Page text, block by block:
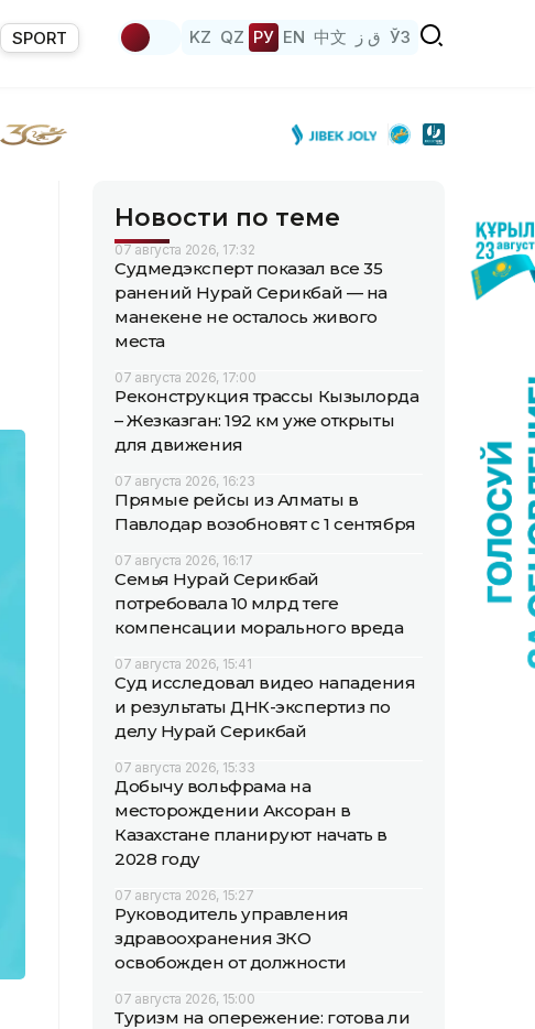
SPORT KZ QZ РУ EN 中文 ق ز ЎЗ
Новости по теме
07 августа 2026, 17:32
Судмедэксперт показал все 35
ранений Нурай Серикбай — на
манекене не осталось живого
места
07 августа 2026, 17:00
Реконструкция трассы Кызылорда
– Жезказган: 192 км уже открыты
для движения
07 августа 2026, 16:23
Прямые рейсы из Алматы в
Павлодар возобновят с 1 сентября
07 августа 2026, 16:17
Семья Нурай Серикбай
потребовала 10 млрд теңге
компенсации морального вреда
07 августа 2026, 15:41
Суд исследовал видео нападения
и результаты ДНК-экспертиз по
делу Нурай Серикбай
07 августа 2026, 15:33
Добычу вольфрама на
месторождении Аксоран в
Казахстане планируют начать в
2028 году
07 августа 2026, 15:27
Руководитель управления
здравоохранения ЗКО
освобожден от должности
07 августа 2026, 15:00
Туризм на опережение: готова ли